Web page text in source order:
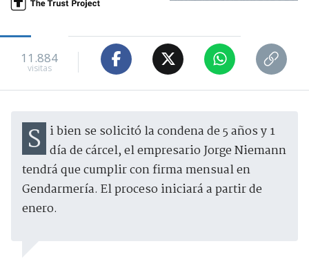
11.884
visitas
Si bien se solicitó la condena de 5 años y 1 día de cárcel, el empresario Jorge Niemann
tendrá que cumplir con firma mensual en
Gendarmería. El proceso iniciará a partir de
enero.